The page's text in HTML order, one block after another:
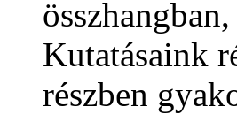
Kutatásaink
részben